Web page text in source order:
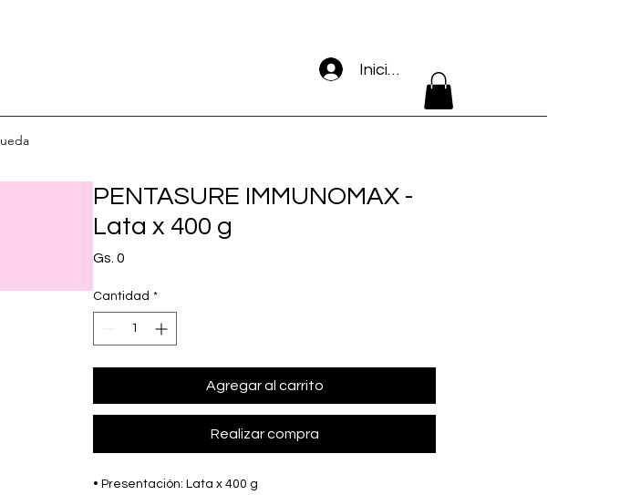
Iniciar sesión
PENTASURE IMMUNOMAX -
Lata x 400 g
Gs. 0
Cantidad *
Agregar al carrito
Realizar compra
• Presentación: Lata x 400 g